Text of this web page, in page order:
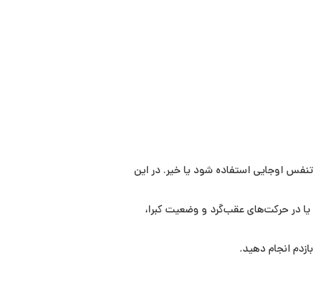
اوجایی استفاده شود یا خیر. در این
در حرکت‌های عقب‌گرد و وضعیت کبرا،
انجام دهید.